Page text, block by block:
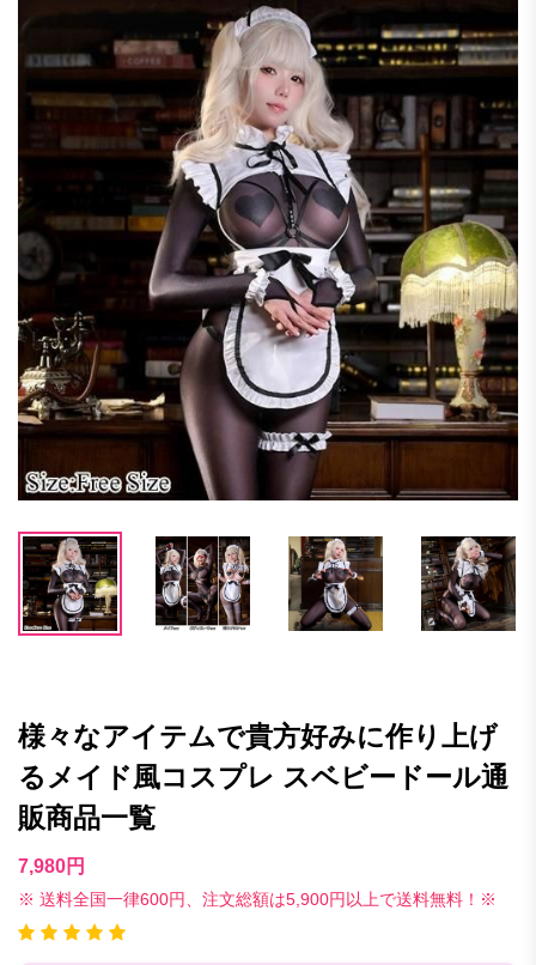
様々なアイテムで貴方好みに作り上げ
るメイド風コスプレ スベビードール通
販商品一覧
7,980円
※ 送料全国一律600円、注文総額は5,900円以上で送料無料！※